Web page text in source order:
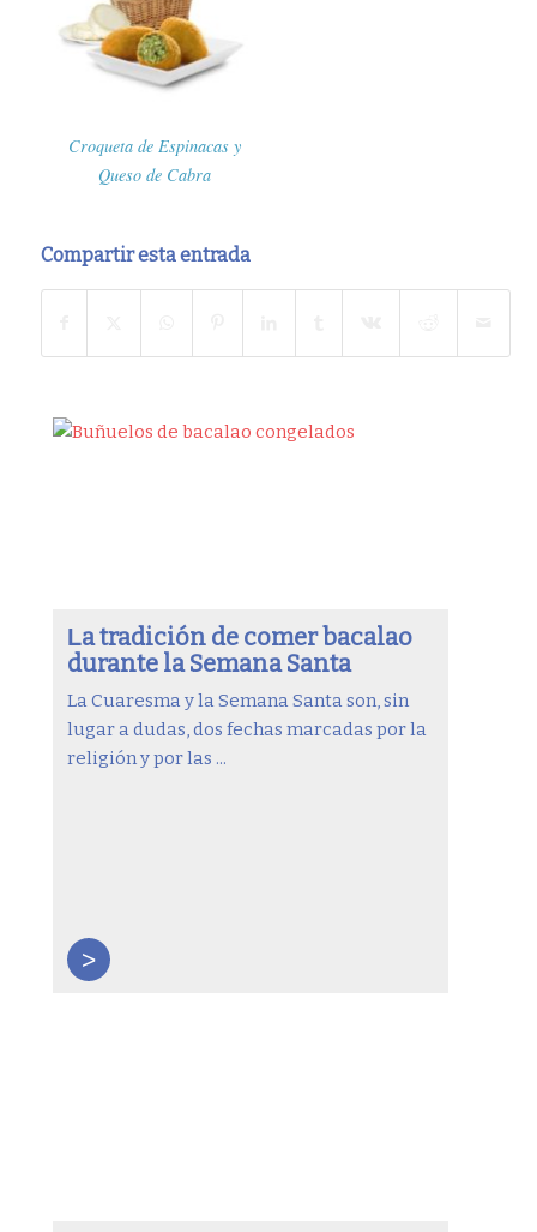
Croqueta de Espinacas y
Queso de Cabra
Compartir esta entrada
La tradición de comer bacalao
durante la Semana Santa
La Cuaresma y la Semana Santa son, sin
lugar a dudas, dos fechas marcadas por la
religión y por las ...
>